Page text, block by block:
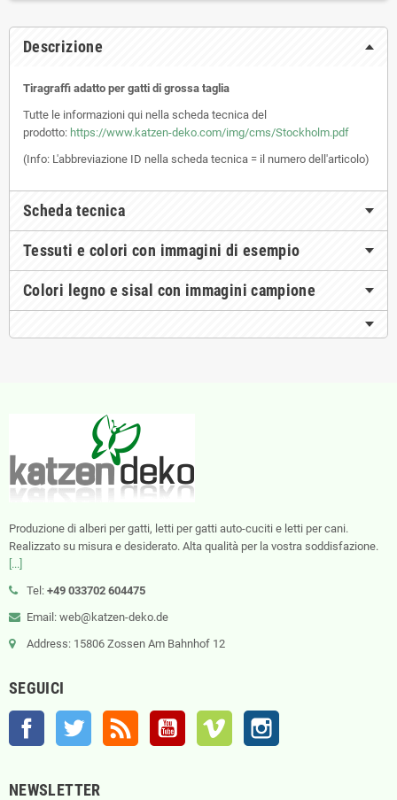
Descrizione
Tiragraffi adatto per gatti di grossa taglia
Tutte le informazioni qui nella scheda tecnica del
prodotto: https://www.katzen-deko.com/img/cms/Stockholm.pdf
(Info: L'abbreviazione ID nella scheda tecnica = il numero dell'articolo)
Scheda tecnica
Tessuti e colori con immagini di esempio
Colori legno e sisal con immagini campione
Produzione di alberi per gatti, letti per gatti auto-cuciti e letti per cani.
Realizzato su misura e desiderato. Alta qualità per la vostra soddisfazione.
[...]
Tel: +49 033702 604475
Email: web@katzen-deko.de
Address: 15806 Zossen Am Bahnhof 12
SEGUICI
Facebook Twitter YouTube Vimeo
NEWSLETTER